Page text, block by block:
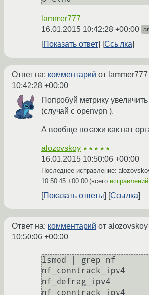
lammer777
16.01.2015 10:42:28 +00:00
Показать ответ Ссылка
Ответ на: комментарий от lammer777
10:42:28 +00:00
Попробуй метрику
(случай с openvpn ).
А вообще покажи как нат
alozovskoy ★★★★★
16.01.2015 10:50:06 +00:00
Последнее исправление:
10:50:45 +00:00 (всего
Показать ответы Ссылка
Ответ на: комментарий от alozovskoy
10:50:06 +00:00
lsmod | grep nf
nf_conntrack_ipv4
nf_defrag_ipv4
nf_conntrack_ipv4